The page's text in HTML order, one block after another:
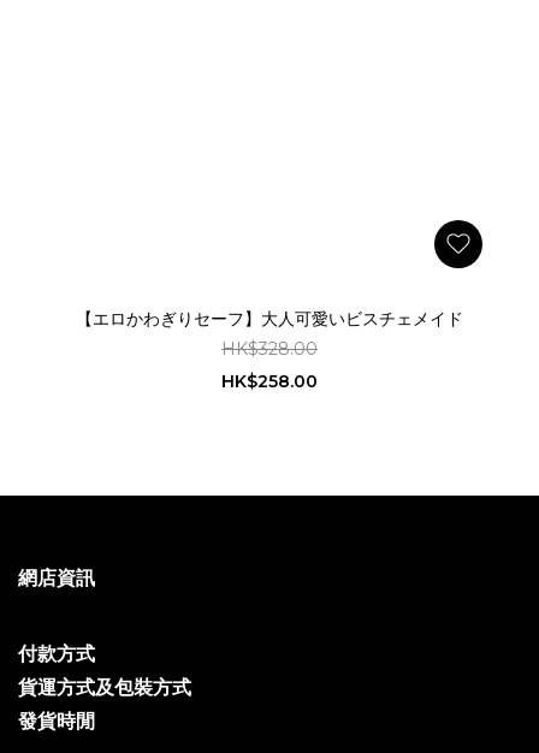
【エロかわぎりセーフ】大人可愛いビスチェメイド
HK$328.00
HK$258.00
網店資訊
付款方式
貨運方式及包裝方式
發貨時閒